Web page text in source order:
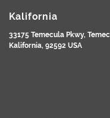
Kalifornia
33175 Temecula Pkwy,
Kalifornia, 92592 USA